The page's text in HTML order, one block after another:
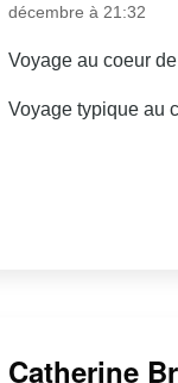
décembre à 21:32
Voyage au coeur
Voyage typique au
Catherine